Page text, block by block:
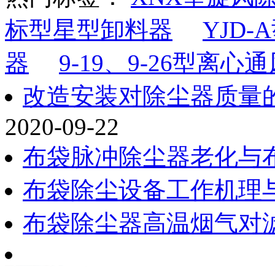
标型星型卸料器
YJD-
器
9-19、9-26型离心
改造安装对除尘器质量
2020-09-22
布袋脉冲除尘器老化与
布袋除尘设备工作机理
布袋除尘器高温烟气对